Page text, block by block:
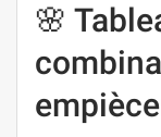
🌸